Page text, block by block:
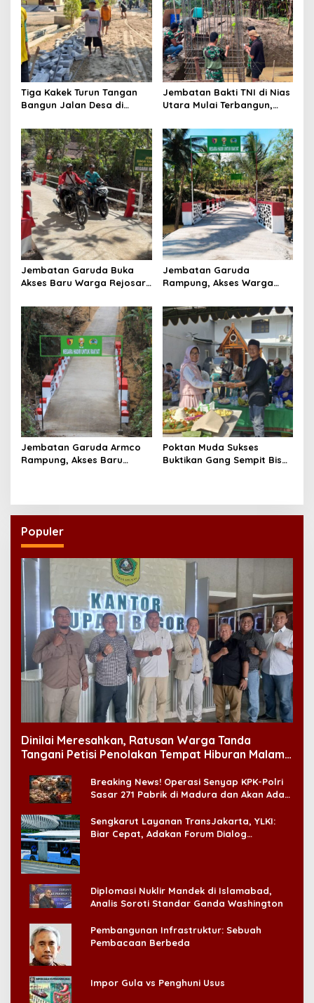
a
t
i
o
n
Tiga Kakek Turun Tangan
Bangun Jalan Desa di
Jembatan Bakti TNI di Nias
Utara Mulai Terbangun,
Pulih
Jembatan Garuda Buka
Akses Baru Warga Rejosari,
Hasil Panen Kian Lancar
Jembatan Garuda
Rampung, Akses Warga
Pertanian Kian Lancar
Jembatan Garuda Armco
Rampung, Akses Baru
Poktan Muda Sukses
Buktikan Gang Sempit Bisa
Populer
Dinilai Meresahkan, Ratusan Warga Tanda
Tangani Petisi Penolakan Tempat Hiburan Malam
Breaking News! Operasi Senyap KPK-Polri
Sasar 271 Pabrik di Madura dan Akan Ada
Sengkarut Layanan TransJakarta, YLKI:
Biar Cepat, Adakan Forum Dialog
Diplomasi Nuklir Mandek di Islamabad,
Analis Soroti Standar Ganda Washington
Pembangunan Infrastruktur: Sebuah
Pembacaan Berbeda
Impor Gula vs Penghuni Usus